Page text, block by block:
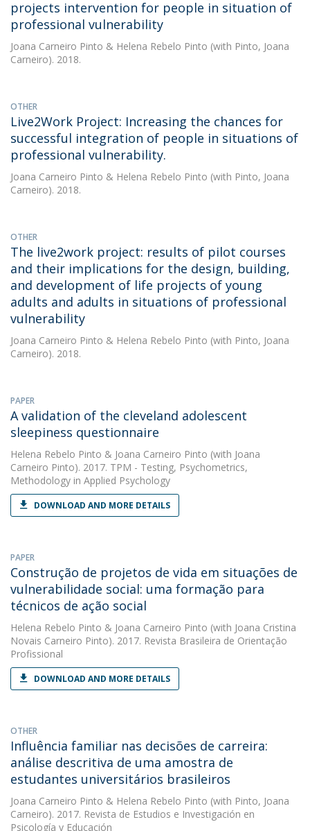
projects intervention for people in situation of
professional vulnerability
Joana Carneiro Pinto & Helena Rebelo Pinto (with Pinto, Joana
Carneiro). 2018.
OTHER
Live2Work Project: Increasing the chances for
successful integration of people in situations of
professional vulnerability.
Joana Carneiro Pinto & Helena Rebelo Pinto (with Pinto, Joana
Carneiro). 2018.
OTHER
The live2work project: results of pilot courses
and their implications for the design, building,
and development of life projects of young
adults and adults in situations of professional
vulnerability
Joana Carneiro Pinto & Helena Rebelo Pinto (with Pinto, Joana
Carneiro). 2018.
PAPER
A validation of the cleveland adolescent
sleepiness questionnaire
Helena Rebelo Pinto & Joana Carneiro Pinto (with Joana
Carneiro Pinto). 2017. TPM - Testing, Psychometrics,
Methodology in Applied Psychology
DOWNLOAD AND MORE DETAILS
PAPER
Construção de projetos de vida em situações de
vulnerabilidade social: uma formação para
técnicos de ação social
Helena Rebelo Pinto & Joana Carneiro Pinto (with Joana Cristina
Novais Carneiro Pinto). 2017. Revista Brasileira de Orientação
Profissional
DOWNLOAD AND MORE DETAILS
OTHER
Influência familiar nas decisões de carreira:
análise descritiva de uma amostra de
estudantes universitários brasileiros
Joana Carneiro Pinto & Helena Rebelo Pinto (with Pinto, Joana
Carneiro). 2017. Revista de Estudios e Investigación en
Psicología y Educación